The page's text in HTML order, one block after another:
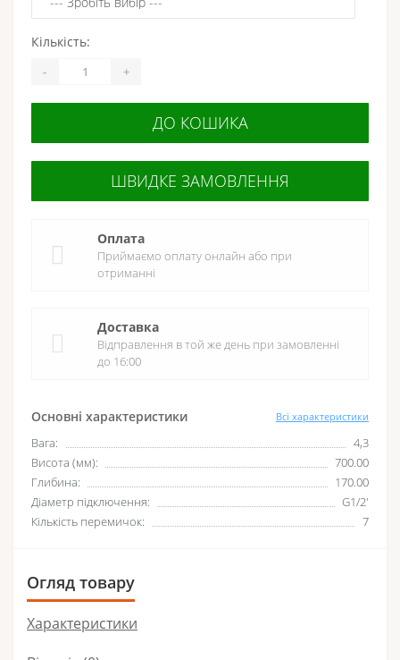
Основні характеристики Всі характеристики
Вага:
4,3
Висота (мм):
700.00
Глибина:
170.00
Діаметр підключення:
G1/2'
Кількість перемичок:
7
Кількість:
- +
ДО КОШИКА
ШВИДКЕ ЗАМОВЛЕННЯ
Оплата
Приймаємо оплату онлайн або при
отриманні
Доставка
Відправлення в той же день при замовленні
до 16:00
Огляд товару
Характеристики